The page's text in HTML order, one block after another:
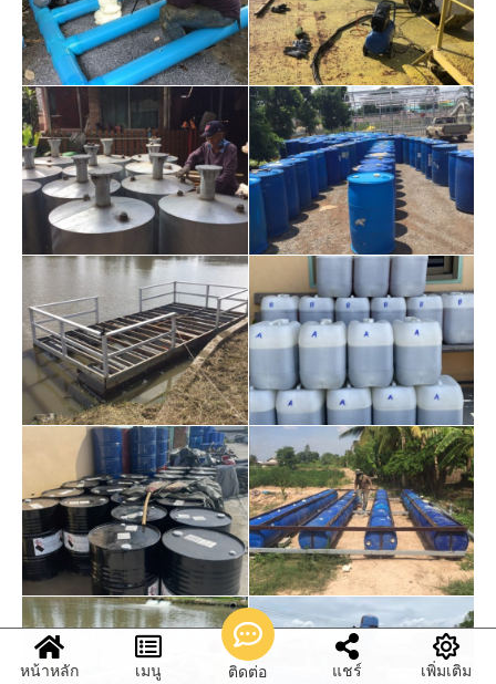
หน้าหลัก เมนู ติดต่อ แชร์ เพิ่มเติม